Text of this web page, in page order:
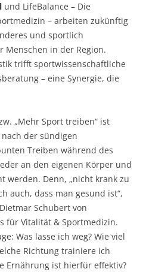
und LifeBalance – Die
– arbeiten zukünftig
und sportlich
Menschen in der Region.
trifft sportwissenschaftliche
– eine Synergie, die
„Mehr Sport treiben“ ist
der sündigen
Treiben während des
an den eigenen Körper und
werden. Denn, „nicht krank zu
auch, dass man gesund ist“,
Schubert von
für Vitalität & Sportmedizin.
Was lasse ich weg? Wie viel
Richtung trainiere ich
Ernährung ist hierfür effektiv?